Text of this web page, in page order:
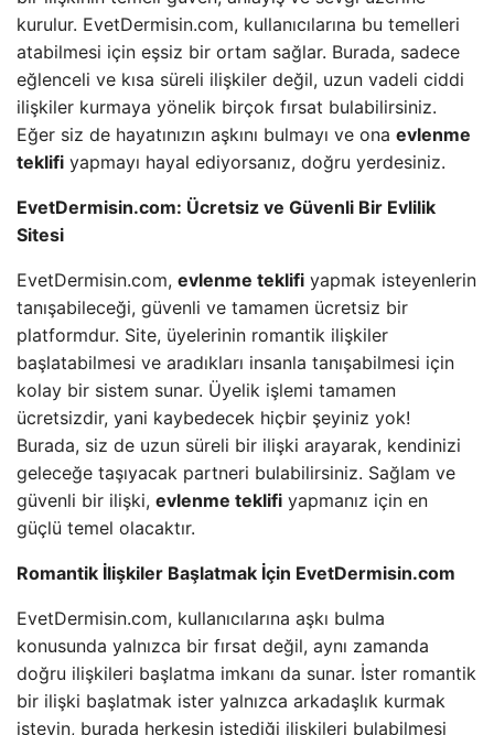
kurulur. EvetDermisin.com, kullanıcılarına bu temelleri
atabilmesi için eşsiz bir ortam sağlar. Burada, sadece
eğlenceli ve kısa süreli ilişkiler değil, uzun vadeli ciddi
ilişkiler kurmaya yönelik birçok fırsat bulabilirsiniz.
Eğer siz de hayatınızın aşkını bulmayı ve ona evlenme
teklifi yapmayı hayal ediyorsanız, doğru yerdesiniz.
EvetDermisin.com: Ücretsiz ve Güvenli Bir Evlilik
Sitesi
EvetDermisin.com, evlenme teklifi yapmak isteyenlerin
tanışabileceği, güvenli ve tamamen ücretsiz bir
platformdur. Site, üyelerinin romantik ilişkiler
başlatabilmesi ve aradıkları insanla tanışabilmesi için
kolay bir sistem sunar. Üyelik işlemi tamamen
ücretsizdir, yani kaybedecek hiçbir şeyiniz yok!
Burada, siz de uzun süreli bir ilişki arayarak, kendinizi
geleceğe taşıyacak partneri bulabilirsiniz. Sağlam ve
güvenli bir ilişki, evlenme teklifi yapmanız için en
güçlü temel olacaktır.
Romantik İlişkiler Başlatmak İçin EvetDermisin.com
EvetDermisin.com, kullanıcılarına aşkı bulma
konusunda yalnızca bir fırsat değil, aynı zamanda
doğru ilişkileri başlatma imkanı da sunar. İster romantik
bir ilişki başlatmak ister yalnızca arkadaşlık kurmak
isteyin, burada herkesin istediği ilişkileri bulabilmesi